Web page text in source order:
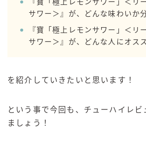
男梅サワー
愛のスコールホワイトサワー
『寶「極上レモンサワー」＜リ
サワー＞』が、どんな味わいか
『寶「極上レモンサワー」＜リ
サワー＞』が、どんな人にオス
を紹介していきたいと思います！
という事で今回も、チューハイレビ
ましょう！